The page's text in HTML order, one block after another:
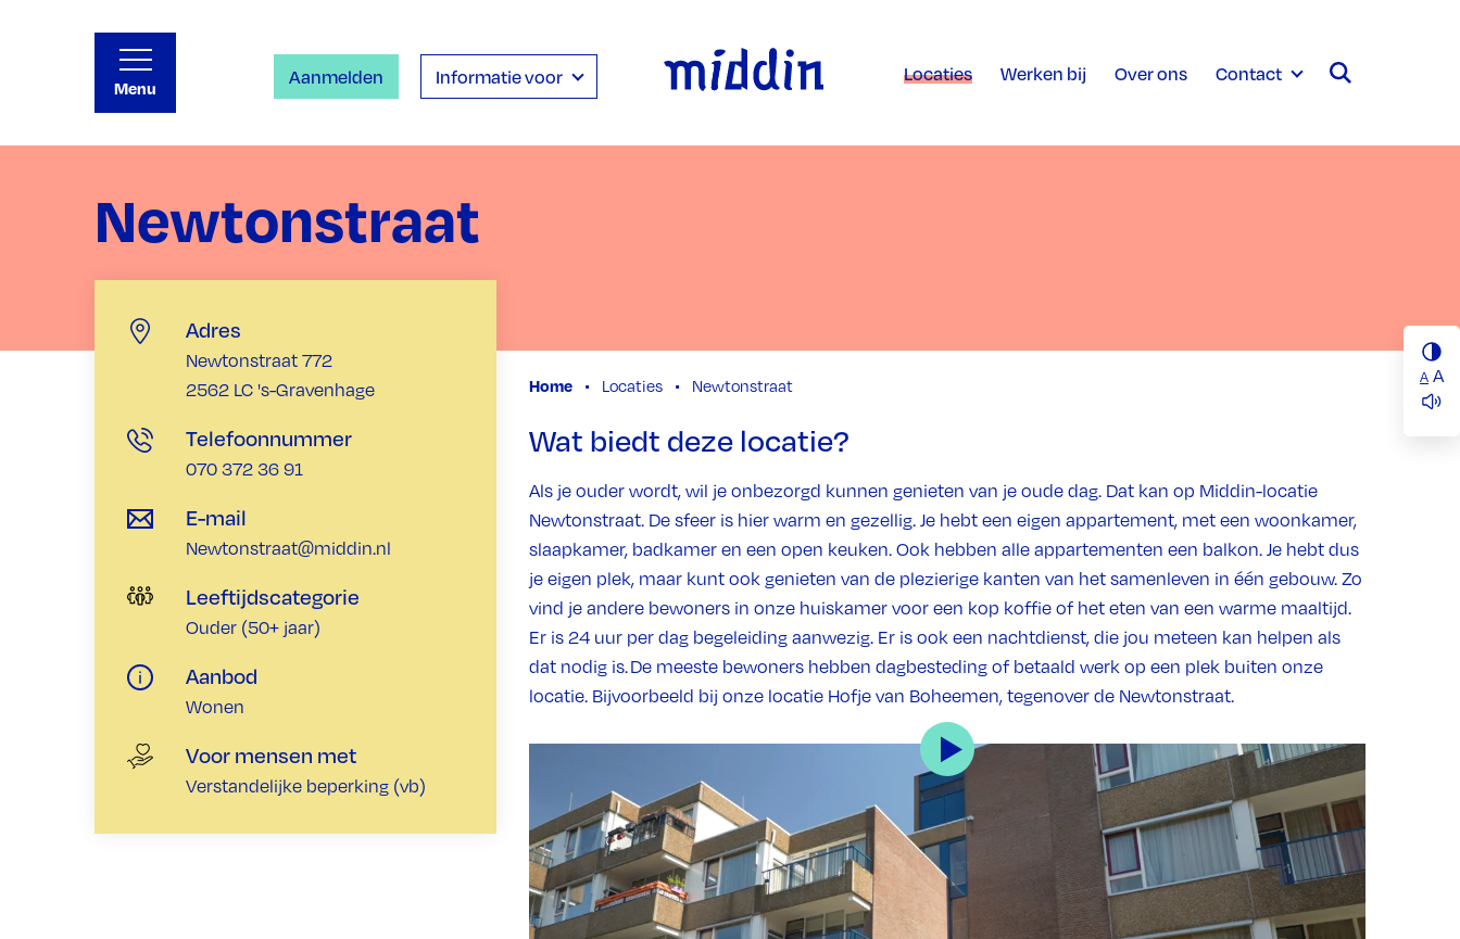
A A
Menu
Aanmelden Informatie voor Locaties Werken bij Over ons Contact
Newtonstraat
Adres
Newtonstraat 772
2562 LC 's-Gravenhage
Telefoonnummer
070 372 36 91
E-mail
Newtonstraat@middin.nl
Leeftijdscategorie
Ouder (50+ jaar)
Aanbod
Wonen
Voor mensen met
Verstandelijke beperking (vb)
Home Locaties Newtonstraat
Wat biedt deze locatie?
Als je ouder wordt, wil je onbezorgd kunnen genieten van je oude dag. Dat kan op Middin-locatie
Newtonstraat. De sfeer is hier warm en gezellig. Je hebt een eigen appartement, met een woonkamer,
slaapkamer, badkamer en een open keuken. Ook hebben alle appartementen een balkon. Je hebt dus
je eigen plek, maar kunt ook genieten van de plezierige kanten van het samenleven in één gebouw. Zo
vind je andere bewoners in onze huiskamer voor een kop koffie of het eten van een warme maaltijd.
Er is 24 uur per dag begeleiding aanwezig. Er is ook een nachtdienst, die jou meteen kan helpen als
dat nodig is. De meeste bewoners hebben dagbesteding of betaald werk op een plek buiten onze
locatie. Bijvoorbeeld bij onze locatie Hofje van Boheemen, tegenover de Newtonstraat.
Hoe ziet de locatie eruit?
Middin-locatie Newtonstraat ligt in de wijk Valkenboskwartier, net buiten het centrum van Den Haag.
De winkelstraten Beeklaan en Weimarstraat zijn vlakbij. Ook haltes voor de tram en de bus liggen op
loopafstand. Onze locatie bevindt zich in de serviceflat van het verpleeghuis Jonker Frans. In ons
gebouw wonen ook mensen die via zorggroep Florence een appartement huren. De appartementen